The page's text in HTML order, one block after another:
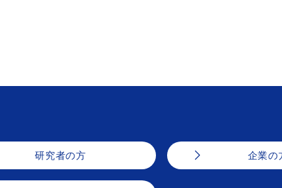
研究者の方 企業の